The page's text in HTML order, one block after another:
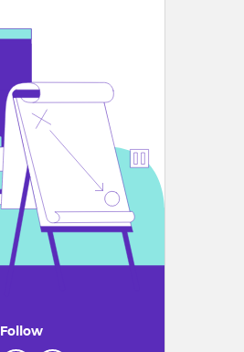
Follow